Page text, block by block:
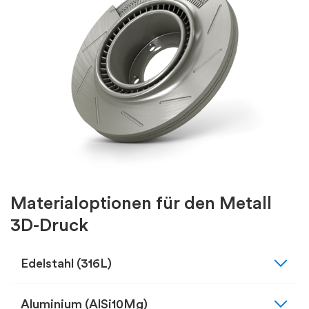
Materialoptionen für den Metall
3D-Druck
Edelstahl (316L) expand_more
Aluminium (AlSi10Mg)